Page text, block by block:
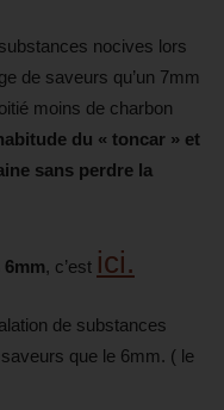
nocives lors
de saveurs qu’un 7mm
moins de charbon
du « toncar » et
sans perdre la
, c’est ici.
de substances
que le 6mm. ( le